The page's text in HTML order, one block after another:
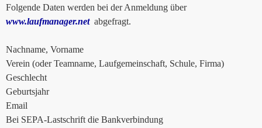
Folgende Daten werden bei der Anmeldung über
www.laufmanager.netabgefragt.
Nachname, Vorname
Verein (oder Teamname, Laufgemeinschaft, Schule, Firma)
Geschlecht
Geburtsjahr
Email
Bei SEPA-Lastschrift die Bankverbindung